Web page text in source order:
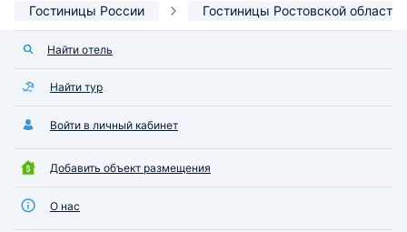
Гостиницы России Гостиницы Ростовской области
Найти отель
Найти тур
Войти в личный кабинет
Добавить объект размещения
О нас